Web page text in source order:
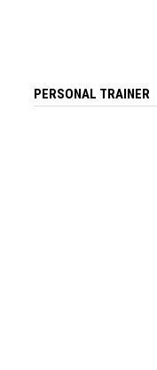
PERSONAL TRAINER